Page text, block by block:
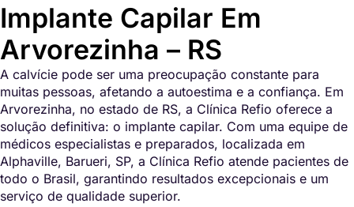
Implante Capilar Em
Arvorezinha – RS
A calvície pode ser uma preocupação constante para
muitas pessoas, afetando a autoestima e a confiança. Em
Arvorezinha, no estado de RS, a Clínica Refio oferece a
solução definitiva: o implante capilar. Com uma equipe de
médicos especialistas e preparados, localizada em
Alphaville, Barueri, SP, a Clínica Refio atende pacientes de
todo o Brasil, garantindo resultados excepcionais e um
serviço de qualidade superior.